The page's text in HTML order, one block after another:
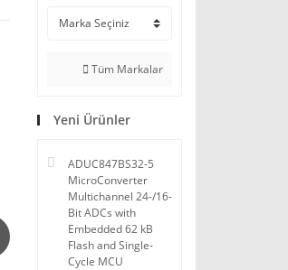
Tüm Markalar
Yeni Ürünler
ADUC847BS32-5
MicroConverter
Multichannel 24-/16-
Bit ADCs with
Embedded 62 kB
Flash and Single-
Cycle MCU